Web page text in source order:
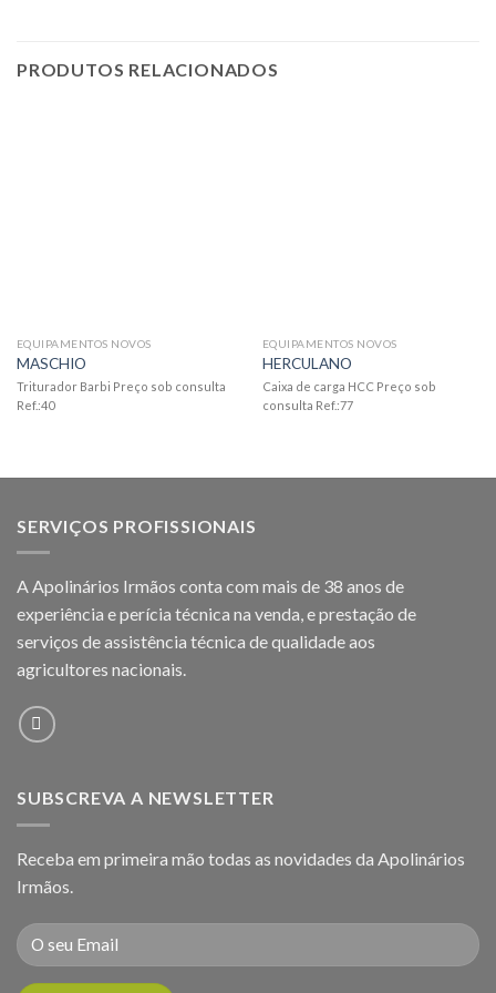
PRODUTOS RELACIONADOS
EQUIPAMENTOS NOVOS
MASCHIO
Triturador Barbi Preço sob consulta
Ref.:40
EQUIPAMENTOS NOVOS
HERCULANO
Caixa de carga HCC Preço sob
consulta Ref.:77
SERVIÇOS PROFISSIONAIS
A Apolinários Irmãos conta com mais de 38 anos de
experiência e perícia técnica na venda, e prestação de
serviços de assistência técnica de qualidade aos
agricultores nacionais.
SUBSCREVA A NEWSLETTER
Receba em primeira mão todas as novidades da Apolinários
Irmãos.